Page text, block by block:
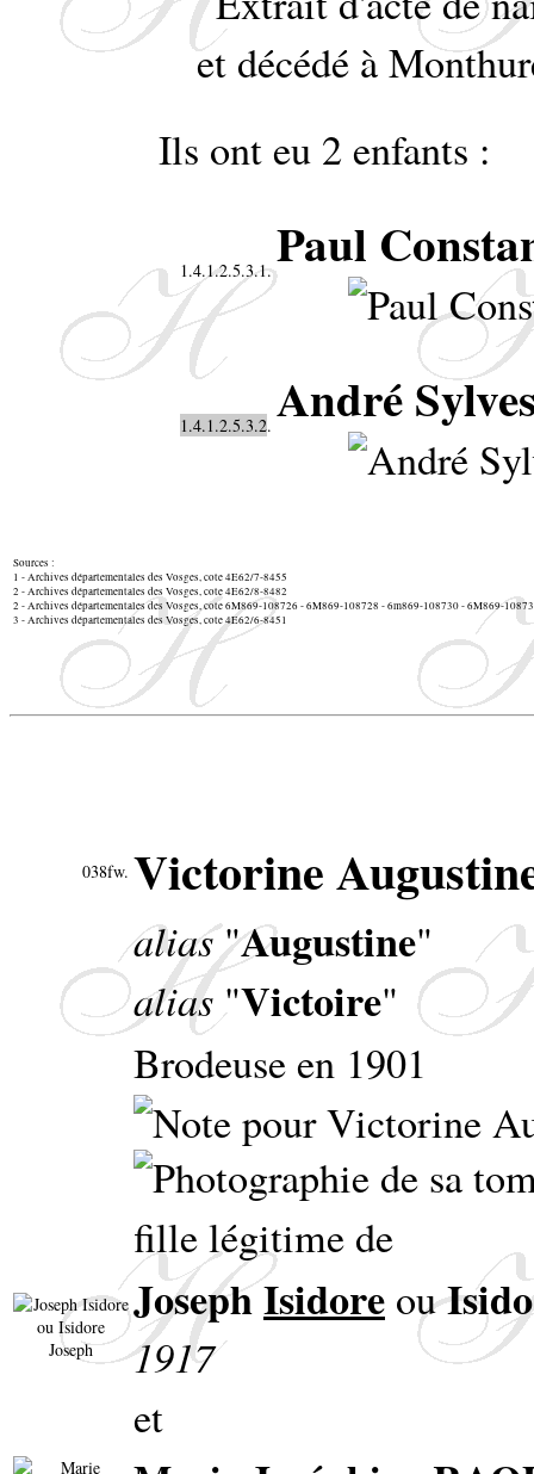
et décédé à
Ils ont eu 2 enfants :
1.4.1.2.5.3.1. Paul
1.4.1.2.5.3.2. André
Sources :
1 - Archives départementales des Vosges, cote 4E62/7-8455
2 - Archives départementales des Vosges, cote 4E62/8-8482
2 - Archives départementales des Vosges, cote 6M869-108726 - 6M869-108728 - 6m869-108730 - 6M869-
3 - Archives départementales des Vosges, cote 4E62/6-8451
038fw. Victorine
alias"Augustine"
alias"Victoire"
Brodeuse en 1901
fille légitime de
JosephIsidore ou
1917
et